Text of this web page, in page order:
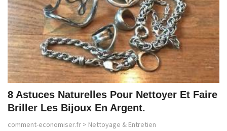
8 Astuces Naturelles Pour Nettoyer Et Faire
Briller Les Bijoux En Argent.
comment-economiser.fr > Nettoyage & Entretien